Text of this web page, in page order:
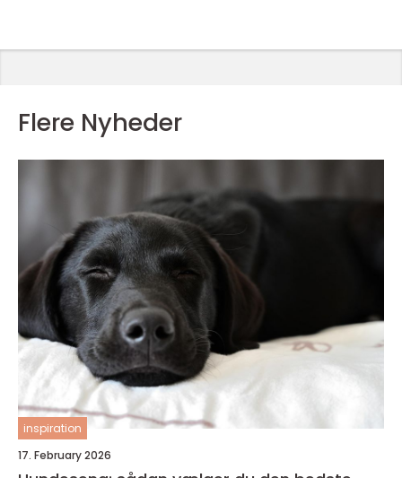
Flere Nyheder
inspiration
17. February 2026